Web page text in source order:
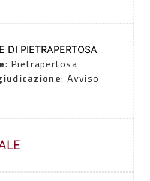
DI PIETRAPERTOSA
: Pietrapertosa
: Avviso